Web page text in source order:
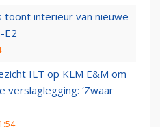
toont interieur van nieuwe
E2
ILT op KLM E&M om
verslaglegging: ‘Zwaar